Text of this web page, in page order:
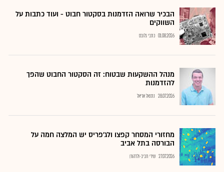
הבכיר שרואה הזדמנות בסקטור חבוט - ועוד כתבות על
השווקים
01.08.2026 כתבי גלובס
מנהל ההשקעות שבטוח: זה הסקטור החבוט שהפך
להזדמנות
28.07.2026 נתנאל אריאל
מחזורי המסחר קפצו ולג'פריס יש המלצה חמה על
הבורסה בתל אביב
27.07.2026 שירי חביב-ולדהורן